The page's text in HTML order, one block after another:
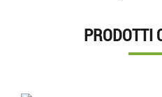
PRODOTTI